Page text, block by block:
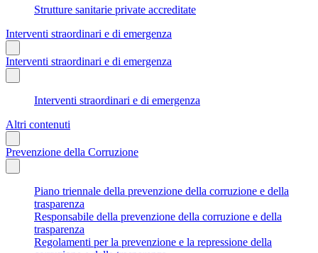
Strutture sanitarie private accreditate
Interventi straordinari e di emergenza
Interventi straordinari e di emergenza
Interventi straordinari e di emergenza
Altri contenuti
Prevenzione della Corruzione
Piano triennale della prevenzione della corruzione e della
trasparenza
Responsabile della prevenzione della corruzione e della
trasparenza
Regolamenti per la prevenzione e la repressione della